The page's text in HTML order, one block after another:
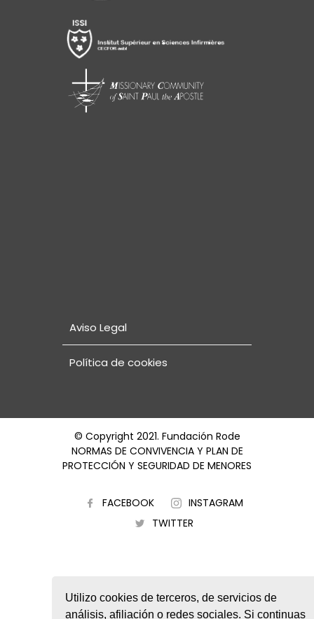
Aviso Legal
Política de cookies
© Copyright 2021. Fundación Rode
NORMAS DE CONVIVENCIA Y PLAN DE
PROTECCIÓN Y SEGURIDAD DE MENORES
FACEBOOK
INSTAGRAM
TWITTER
Utilizo cookies de terceros, de servicios de
análisis, afiliación o redes sociales. Si continuas